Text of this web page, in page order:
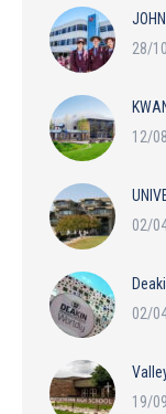
28/
12/
02/
02/
19/